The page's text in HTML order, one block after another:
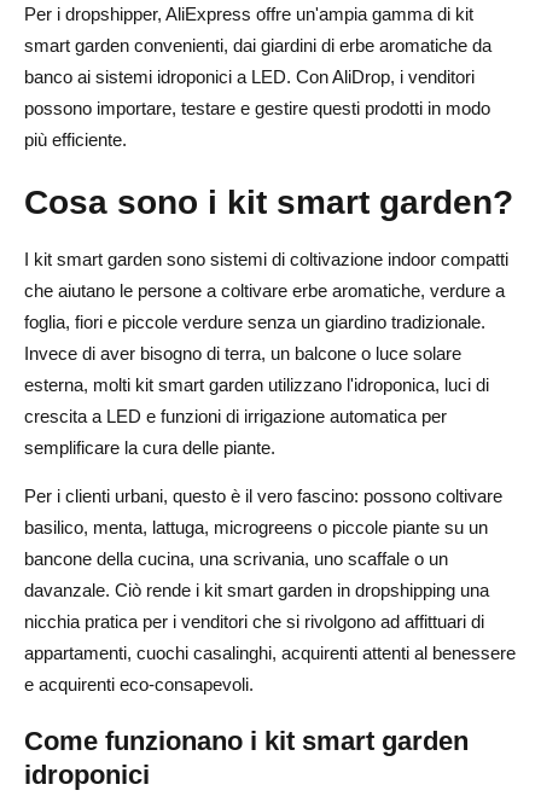
Ordina un campione prima di scalare le campagne
pubblicitarie
Dropshipping?
Considera Spedizione, Resi e Costi Pubblicitari
Usa i Bundle per Aumentare il Valore Medio dell'Ordine
Come promuovere i kit per giardini intelligenti agli
acquirenti di appartamenti in città?
appartamenti
Usa video dimostrativi brevi
Rivolgiti ai segmenti di clientela giusti
Crea landing page basate sui casi d'uso
Consigli SEO per le pagine prodotto dei kit di giardini
intelligenti
Scrivi descrizioni originali
Per i dropshipper, AliExpress offre un'ampia gamma di kit
smart garden convenienti, dai giardini di erbe aromatiche da
banco ai sistemi idroponici a LED. Con AliDrop, i venditori
possono importare, testare e gestire questi prodotti in modo
più efficiente.
Cosa sono i kit smart garden?
I kit smart garden sono sistemi di coltivazione indoor compatti
che aiutano le persone a coltivare erbe aromatiche, verdure a
foglia, fiori e piccole verdure senza un giardino tradizionale.
Invece di aver bisogno di terra, un balcone o luce solare
esterna, molti kit smart garden utilizzano l'idroponica, luci di
crescita a LED e funzioni di irrigazione automatica per
semplificare la cura delle piante.
Per i clienti urbani, questo è il vero fascino: possono coltivare
basilico, menta, lattuga, microgreens o piccole piante su un
bancone della cucina, una scrivania, uno scaffale o un
davanzale. Ciò rende i kit smart garden in dropshipping una
nicchia pratica per i venditori che si rivolgono ad affittuari di
appartamenti, cuochi casalinghi, acquirenti attenti al benessere
e acquirenti eco-consapevoli.
Come funzionano i kit smart garden
idroponici